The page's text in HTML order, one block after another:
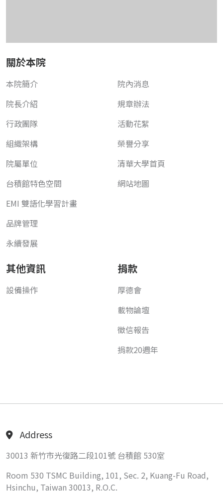
關於本院
本院簡介
院長介紹
行政團隊
組織架構
院屬單位
台積館特色空間
EMI 雙語化學習計畫
品牌管理
永續發展
院內消息
規章辦法
活動花絮
榮譽分享
清華大學首頁
網站地圖
其他資訊
設備操作
捐款
厚德會
載物論壇
徵信報告
捐款20週年
Address
30013 新竹市光復路二段101號 台積館 530室
Room 530 TSMC Building, 101, Sec. 2, Kuang-Fu Road,
Hsinchu, Taiwan 30013, R.O.C.